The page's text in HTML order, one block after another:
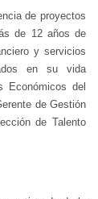
de proyectos
de 12 años de
y servicios
en su vida
Económicos del
de Gestión
de Talento